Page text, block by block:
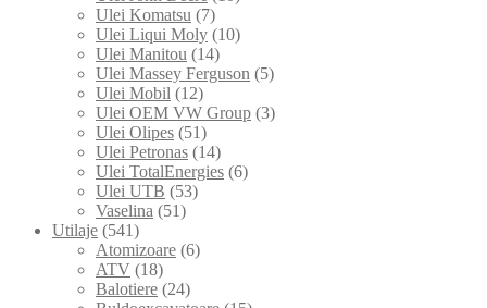
Ulei Komatsu (7)
Ulei Liqui Moly (10)
Ulei Manitou (14)
Ulei Massey Ferguson (5)
Ulei Mobil (12)
Ulei OEM VW Group (3)
Ulei Olipes (51)
Ulei Petronas (14)
Ulei TotalEnergies (6)
Ulei UTB (53)
Vaselina (51)
Utilaje (541)
Atomizoare (6)
ATV (18)
Balotiere (24)